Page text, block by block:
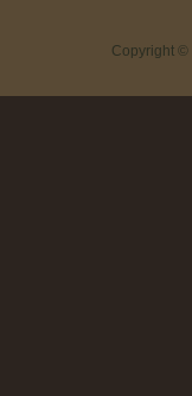
Copyright ©